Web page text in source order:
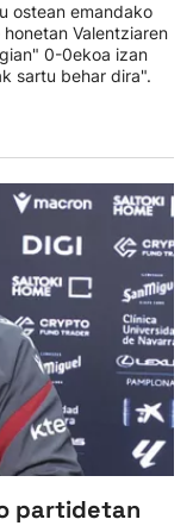
ostean emandako
Valentziaren
0-0ekoa izan
sartu behar dira".
partidetan